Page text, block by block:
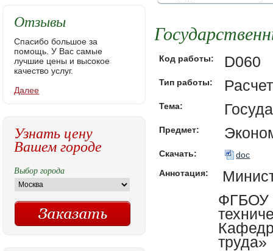
Код работы: D060
Тип работы:
Тема:
Предмет:
Скачать:
doc
Аннотация:
ФГБОУ
труда»
Отзывы
Спасибо большое за
помощь. У Вас самые
лучшие цены и высокое
качество услуг.
Далее
Узнать цену
Вашем городе
Выбор города